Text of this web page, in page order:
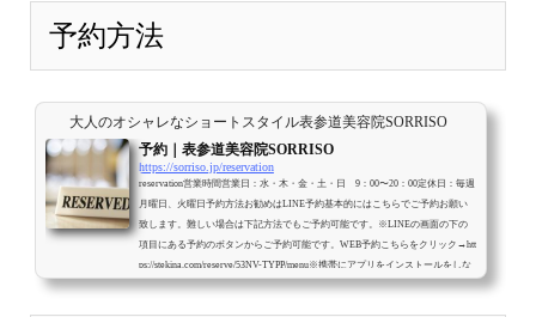
予約方法
大人のオシャレなショートスタイル表参道美容院SORRISO
予約｜表参道美容院SORRISO
https://sorriso.jp/reservation
reservation営業時間営業日：水・木・金・土・日 9：00〜20：00定休日：毎週
月曜日、火曜日予約方法お勧めはLINE予約基本的にはこちらでご予約お願い
致します。難しい場合は下記方法でもご予約可能です。※LINEの画面の下の
項目にある予約のボタンからご予約可能です。WEB予約こちらをクリック→htt
ps://stekina.com/reserve/53NV-TYPP/menu※携帯にアプリをインストールをしな